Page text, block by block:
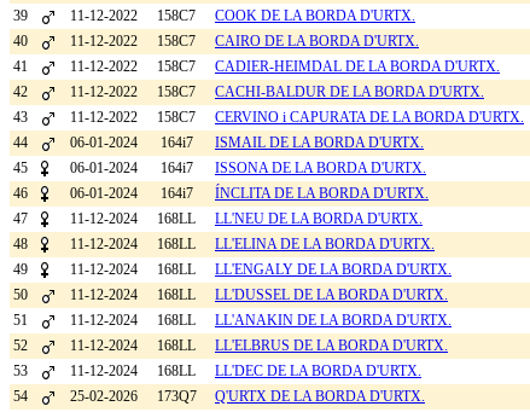
39
11-12-2022 158C7 COOK DE LA BORDA D'URTX.
40
11-12-2022 158C7 CAIRO DE LA BORDA D'URTX.
41
11-12-2022 158C7 CADIER-HEIMDAL DE LA BORDA D'URTX.
42
11-12-2022 158C7 CACHI-BALDUR DE LA BORDA D'URTX.
43
11-12-2022 158C7 CERVINO i CAPURATA DE LA BORDA D'URTX.
44
06-01-2024 164i7 ISMAIL DE LA BORDA D'URTX.
45
06-01-2024 164i7 ISSONA DE LA BORDA D'URTX.
46
06-01-2024 164i7 ÍNCLITA DE LA BORDA D'URTX.
47
11-12-2024 168LL LL'NEU DE LA BORDA D'URTX.
48
11-12-2024 168LL LL'ELINA DE LA BORDA D'URTX.
49
11-12-2024 168LL LL'ENGALY DE LA BORDA D'URTX.
50
11-12-2024 168LL LL'DUSSEL DE LA BORDA D'URTX.
51
11-12-2024 168LL LL'ANAKIN DE LA BORDA D'URTX.
52
11-12-2024 168LL LL'ELBRUS DE LA BORDA D'URTX.
53
11-12-2024 168LL LL'DEC DE LA BORDA D'URTX.
54
25-02-2026 173Q7 Q'URTX DE LA BORDA D'URTX.